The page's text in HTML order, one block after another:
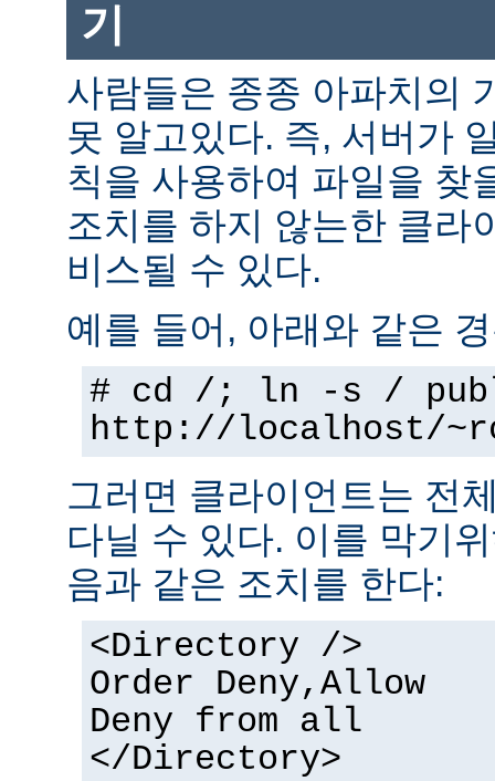
기
사람들은 종종 아파치의
못 알고있다. 즉, 서버가
칙을 사용하여 파일을 찾
조치를 하지 않는한 클라
비스될 수 있다.
예를 들어, 아래와 같은
# cd /; ln -s /
http://localhost/
그러면 클라이언트는 전
다닐 수 있다. 이를 막기
음과 같은 조치를 한다:
<Directory />
Order Deny,Allow
Deny from all
</Directory>